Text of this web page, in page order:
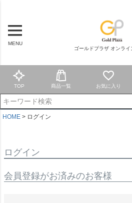
MENU
ゴールドプラザ オンライ
TOP 商品一覧 お気に入り
HOME ログイン
ログイン
会員登録がお済みのお客様